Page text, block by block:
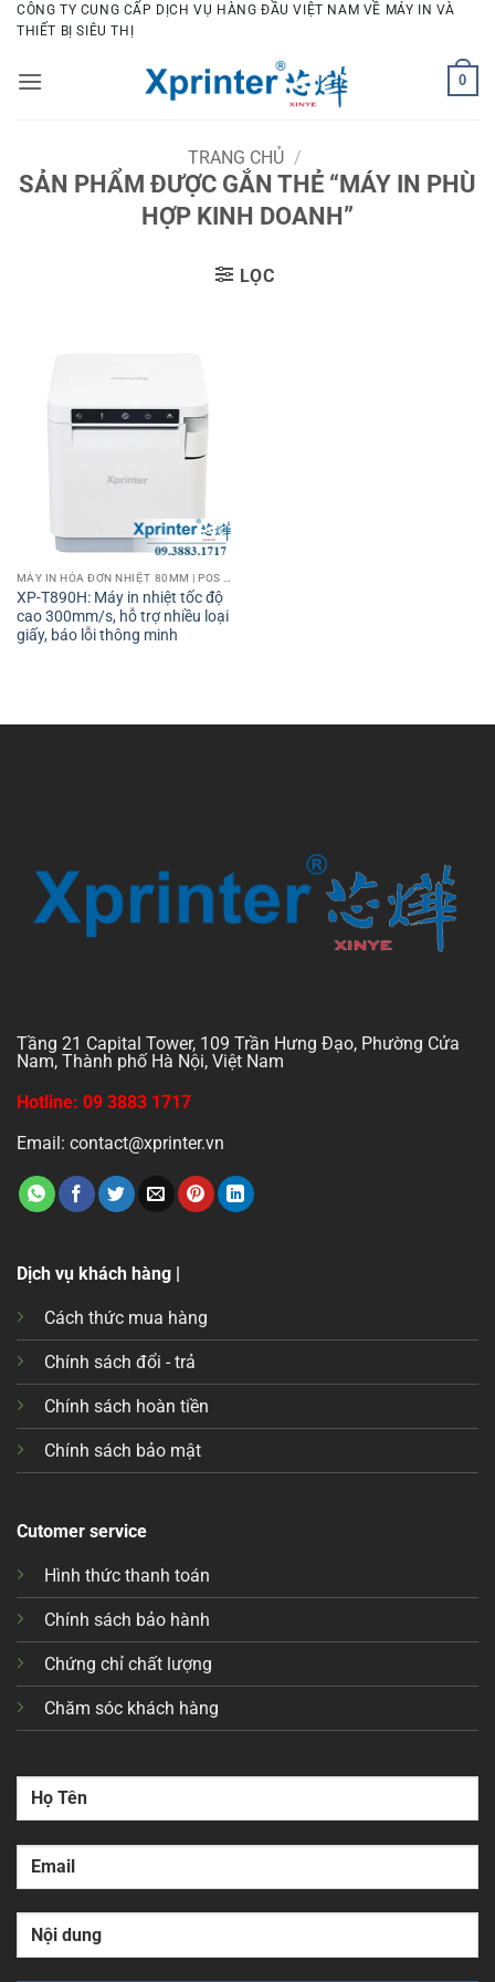
Bỏ
qua
dung
CÔNG TY CUNG CẤP DỊCH VỤ HÀNG ĐẦU VIỆT NAM VỀ MÁY IN VÀ
THIẾT BỊ SIÊU THỊ
0
TRANG CHỦ /
SẢN PHẨM ĐƯỢC GẮN THẺ “MÁY IN PHÙ
HỢP KINH DOANH”
LỌC
XP-T890H: Máy in nhiệt tốc độ
cao 300mm/s, hỗ trợ nhiều loại
giấy, báo lỗi thông minh
Tầng 21 Capital Tower, 109 Trần Hưng Đạo, Phường Cửa
Nam, Thành phố Hà Nội, Việt Nam
Hotline: 09 3883 1717
Email: contact@xprinter.vn
Dịch vụ khách hàng |
Cách thức mua hàng
Chính sách đổi - trả
Chính sách hoàn tiền
Chính sách bảo mật
Cutomer service
Hình thức thanh toán
Chính sách bảo hành
Chứng chỉ chất lượng
Chăm sóc khách hàng